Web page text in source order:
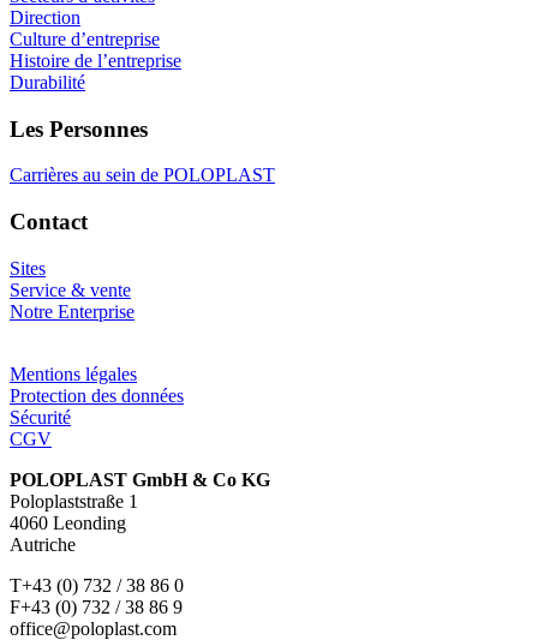
Direction
Culture d’entreprise
Histoire de l’entreprise
Durabilité
Les Personnes
Carrières au sein de POLOPLAST
Contact
Sites
Service & vente
Notre Enterprise
Mentions légales
Protection des données
Sécurité
CGV
POLOPLAST GmbH & Co KG
Poloplaststraße 1
4060 Leonding
Autriche
T+43 (0) 732 / 38 86 0
F+43 (0) 732 / 38 86 9
office@poloplast.com